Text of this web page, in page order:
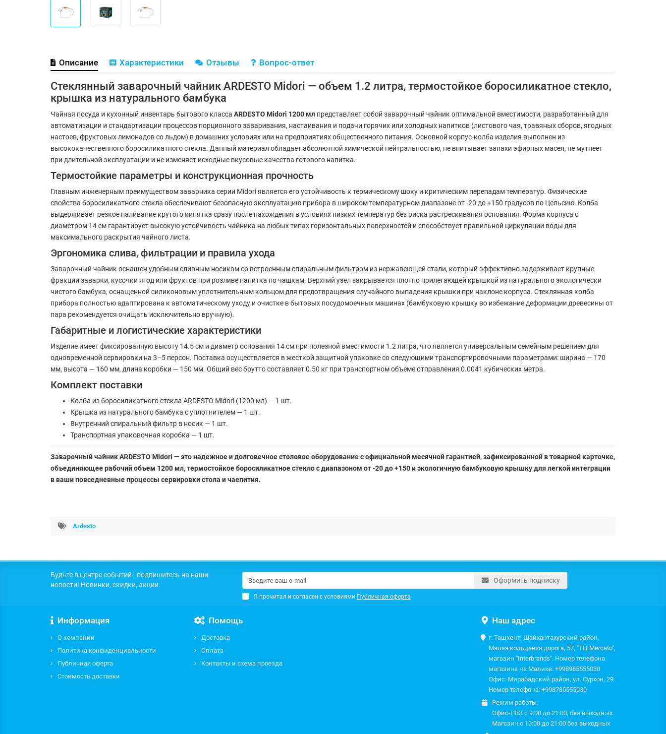
Описание Характеристики Отзывы Вопрос-ответ
Стеклянный заварочный чайник ARDESTO Midori — объем 1.2 литра, термостойкое боросиликатное стекло,
крышка из натурального бамбука
Чайная посуда и кухонный инвентарь бытового класса ARDESTO Midori 1200 мл представляет собой заварочный чайник оптимальной вместимости, разработанный для
автоматизации и стандартизации процессов порционного заваривания, настаивания и подачи горячих или холодных напитков (листового чая, травяных сборов, ягодных
настоев, фруктовых лимонадов со льдом) в домашних условиях или на предприятиях общественного питания. Основной корпус-колба изделия выполнен из
высококачественного боросиликатного стекла. Данный материал обладает абсолютной химической нейтральностью, не впитывает запахи эфирных масел, не мутнеет
при длительной эксплуатации и не изменяет исходные вкусовые качества готового напитка.
Термостойкие параметры и конструкционная прочность
Главным инженерным преимуществом заварника серии Midori является его устойчивость к термическому шоку и критическим перепадам температур. Физические
свойства боросиликатного стекла обеспечивают безопасную эксплуатацию прибора в широком температурном диапазоне от -20 до +150 градусов по Цельсию. Колба
выдерживает резкое наливание крутого кипятка сразу после нахождения в условиях низких температур без риска растрескивания основания. Форма корпуса с
диаметром 14 см гарантирует высокую устойчивость чайника на любых типах горизонтальных поверхностей и способствует правильной циркуляции воды для
максимального раскрытия чайного листа.
Эргономика слива, фильтрации и правила ухода
Заварочный чайник оснащен удобным сливным носиком со встроенным спиральным фильтром из нержавеющей стали, который эффективно задерживает крупные
фракции заварки, кусочки ягод или фруктов при розливе напитка по чашкам. Верхний узел закрывается плотно прилегающей крышкой из натурального экологически
чистого бамбука, оснащенной силиконовым уплотнительным кольцом для предотвращения случайного выпадения крышки при наклоне корпуса. Стеклянная колба
прибора полностью адаптирована к автоматическому уходу и очистке в бытовых посудомоечных машинах (бамбуковую крышку во избежание деформации древесины от
пара рекомендуется очищать исключительно вручную).
Габаритные и логистические характеристики
Изделие имеет фиксированную высоту 14.5 см и диаметр основания 14 см при полезной вместимости 1.2 литра, что является универсальным семейным решением для
одновременной сервировки на 3–5 персон. Поставка осуществляется в жесткой защитной упаковке со следующими транспортировочными параметрами: ширина — 170
мм, высота — 160 мм, длина коробки — 150 мм. Общий вес брутто составляет 0.50 кг при транспортном объеме отправления 0.0041 кубических метра.
Комплект поставки
Колба из боросиликатного стекла ARDESTO Midori (1200 мл) — 1 шт.
Крышка из натурального бамбука с уплотнителем — 1 шт.
Внутренний спиральный фильтр в носик — 1 шт.
Транспортная упаковочная коробка — 1 шт.
Заварочный чайник ARDESTO Midori — это надежное и долговечное столовое оборудование с официальной месячной гарантией, зафиксированной в товарной карточке,
объединяющее рабочий объем 1200 мл, термостойкое боросиликатное стекло с диапазоном от -20 до +150 и экологичную бамбуковую крышку для легкой интеграции
в ваши повседневные процессы сервировки стола и чаепития.
Ardesto
Будьте в центре событий - подпишитесь на наши
новости! Новинки, скидки, акции.
Оформить подписку
Я прочитал и согласен с условиями Публичная оферта
Информация
О компании
Политика конфиденциальности
Публичная оферта
Стоимость доставки
Помощь
Доставка
Оплата
Контакты и схема проезда
Наш адрес
г. Ташкент, Шайхантахурский район,
Малая кольцевая дорога, 57, "ТЦ Mercato",
магазин "Interbrands". Номер телефона
магазина на Малике: +998985555030
Офис: Мирабадский район, ул. Сурхон, 29.
Номер телефона: +998785555030
Режим работы:
Офис-ПВЗ с 9:00 до 21:00, без выходных
Магазин с 10:00 до 21:00 без выходных